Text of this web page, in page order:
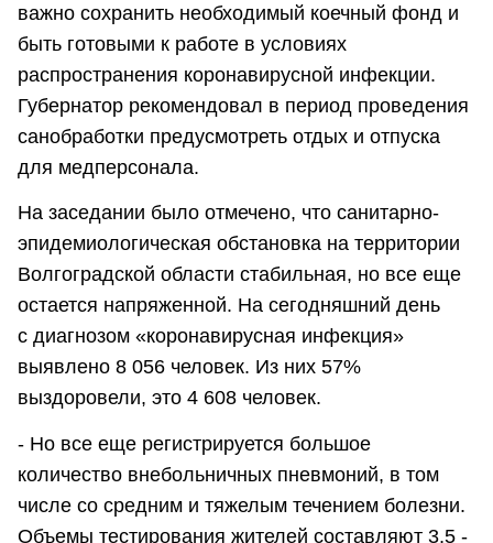
важно сохранить необходимый коечный фонд и
быть готовыми к работе в условиях
распространения коронавирусной инфекции.
Губернатор рекомендовал в период проведения
санобработки предусмотреть отдых и отпуска
для медперсонала.
На заседании было отмечено, что санитарно-
эпидемиологическая обстановка на территории
Волгоградской области стабильная, но все еще
остается напряженной. На сегодняшний день
с диагнозом «коронавирусная инфекция»
выявлено 8 056 человек. Из них 57%
выздоровели, это 4 608 человек.
- Но все еще регистрируется большое
количество внебольничных пневмоний, в том
числе со средним и тяжелым течением болезни.
Объемы тестирования жителей составляют 3,5 -